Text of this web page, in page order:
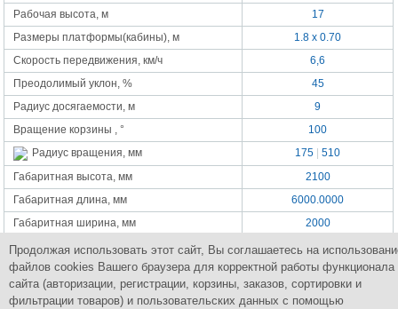
Рабочая высота, м
17
Размеры платформы(кабины), м
1.8 x 0.70
Скорость передвижения, км/ч
6,6
Преодолимый уклон, %
45
Радиус досягаемости, м
9
Вращение корзины , °
100
Радиус вращения, мм
175 |510
Габаритная высота, мм
2100
Габаритная длина, мм
6000.0000
Габаритная ширина, мм
2000
Питание
аккумулятор|дизельный
двигатель
Масса, кг
6140
Продолжая использовать этот сайт, Вы соглашаетесь на
файлов cookies Вашего браузера для корректной работы функционала
сайта (авторизации, регистрации, корзины, заказов, сортировки и
фильтрации товаров) и пользовательских данных с помощью